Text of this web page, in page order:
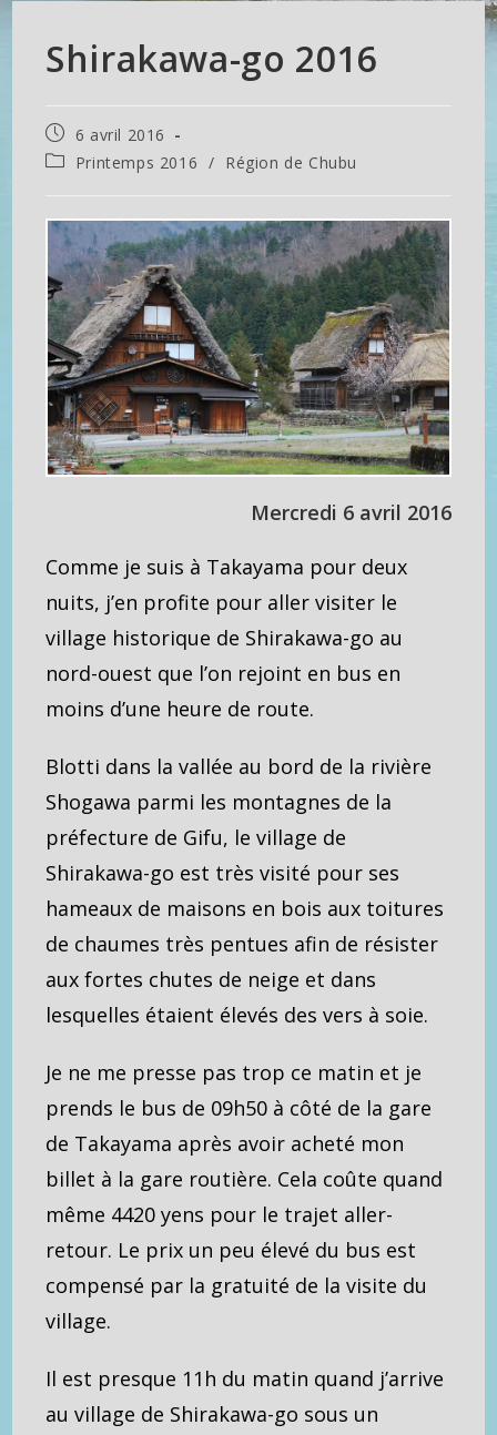
Shirakawa-go 2016
Publication
publiée :
6 avril 2016
PostPrintemps 2016 / Région de Chubu
Mercredi 6 avril 2016
Comme je suis à Takayama pour deux
nuits, j’en profite pour aller visiter le
village historique de Shirakawa-go au
nord-ouest que l’on rejoint en bus en
moins d’une heure de route.
Blotti dans la vallée au bord de la rivière
Shogawa parmi les montagnes de la
préfecture de Gifu, le village de
Shirakawa-go est très visité pour ses
hameaux de maisons en bois aux toitures
de chaumes très pentues afin de résister
aux fortes chutes de neige et dans
lesquelles étaient élevés des vers à soie.
Je ne me presse pas trop ce matin et je
prends le bus de 09h50 à côté de la gare
de Takayama après avoir acheté mon
billet à la gare routière. Cela coûte quand
même 4420 yens pour le trajet aller-
retour. Le prix un peu élevé du bus est
compensé par la gratuité de la visite du
village.
Il est presque 11h du matin quand j’arrive
au village de Shirakawa-go sous un